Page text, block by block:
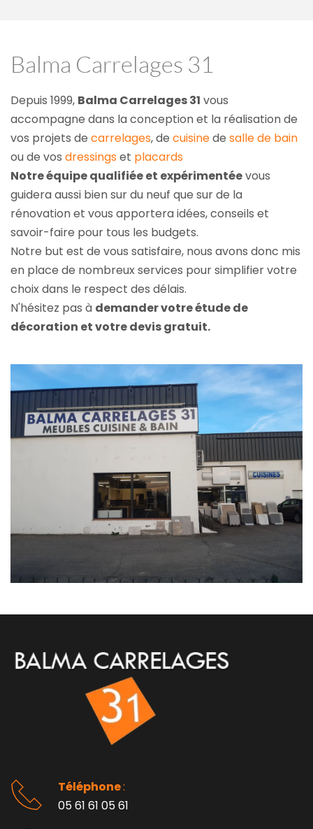
Balma Carrelages 31
Depuis 1999, Balma Carrelages 31 vous
accompagne dans la conception et la réalisation de
vos projets de carrelages, de cuisine de salle de bain
ou de vos dressings et placards
Notre équipe qualifiée et expérimentée vous
guidera aussi bien sur du neuf que sur de la
rénovation et vous apportera idées, conseils et
savoir-faire pour tous les budgets.
Notre but est de vous satisfaire, nous avons donc mis
en place de nombreux services pour simplifier votre
choix dans le respect des délais.
N'hésitez pas à demander votre étude de
décoration et votre devis gratuit.
Téléphone :
05 61 61 05 61